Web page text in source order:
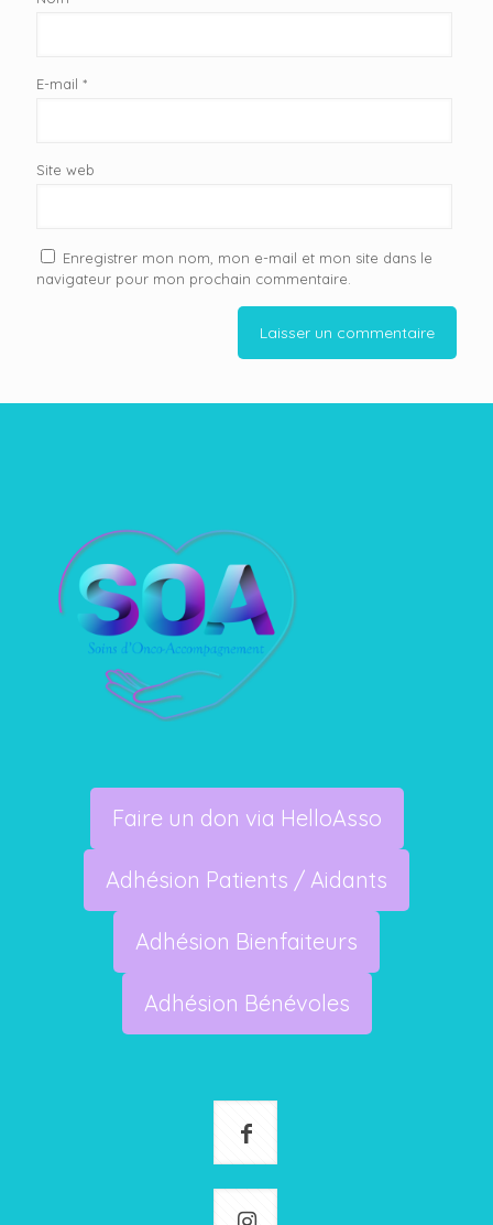
E-mail *
Site web
Enregistrer mon nom, mon e-mail et mon site dans le
navigateur pour mon prochain commentaire.
Faire un don via HelloAsso
Adhésion Patients / Aidants
Adhésion Bienfaiteurs
Adhésion Bénévoles